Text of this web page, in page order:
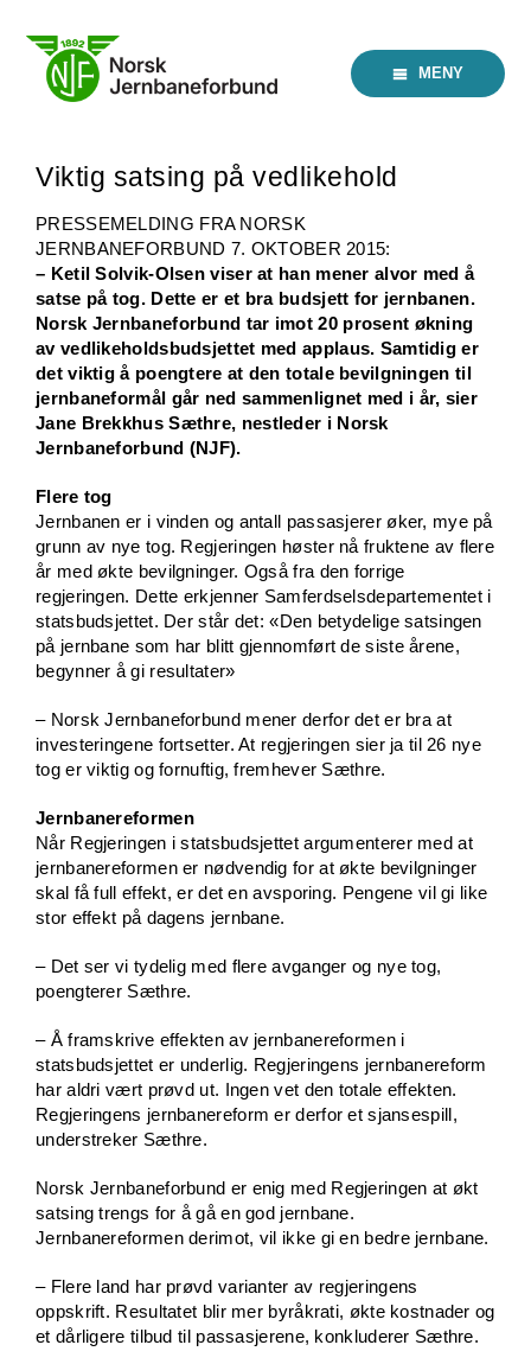
content
MENY
Viktig satsing på vedlikehold
PRESSEMELDING FRA NORSK
JERNBANEFORBUND 7. OKTOBER 2015:
– Ketil Solvik-Olsen viser at han mener alvor med å
satse på tog. Dette er et bra budsjett for jernbanen.
Norsk Jernbaneforbund tar imot 20 prosent økning
av vedlikeholdsbudsjettet med applaus. Samtidig er
det viktig å poengtere at den totale bevilgningen til
jernbaneformål går ned sammenlignet med i år, sier
Jane Brekkhus Sæthre, nestleder i Norsk
Jernbaneforbund (NJF).
Flere tog
Jernbanen er i vinden og antall passasjerer øker, mye på
grunn av nye tog. Regjeringen høster nå fruktene av flere
år med økte bevilgninger. Også fra den forrige
regjeringen. Dette erkjenner Samferdselsdepartementet i
statsbudsjettet. Der står det: «Den betydelige satsingen
på jernbane som har blitt gjennomført de siste årene,
begynner å gi resultater»
– Norsk Jernbaneforbund mener derfor det er bra at
investeringene fortsetter. At regjeringen sier ja til 26 nye
tog er viktig og fornuftig, fremhever Sæthre.
Jernbanereformen
Når Regjeringen i statsbudsjettet argumenterer med at
jernbanereformen er nødvendig for at økte bevilgninger
skal få full effekt, er det en avsporing. Pengene vil gi like
stor effekt på dagens jernbane.
– Det ser vi tydelig med flere avganger og nye tog,
poengterer Sæthre.
– Å framskrive effekten av jernbanereformen i
statsbudsjettet er underlig. Regjeringens jernbanereform
har aldri vært prøvd ut. Ingen vet den totale effekten.
Regjeringens jernbanereform er derfor et sjansespill,
understreker Sæthre.
Norsk Jernbaneforbund er enig med Regjeringen at økt
satsing trengs for å gå en god jernbane.
Jernbanereformen derimot, vil ikke gi en bedre jernbane.
– Flere land har prøvd varianter av regjeringens
oppskrift. Resultatet blir mer byråkrati, økte kostnader og
et dårligere tilbud til passasjerene, konkluderer Sæthre.